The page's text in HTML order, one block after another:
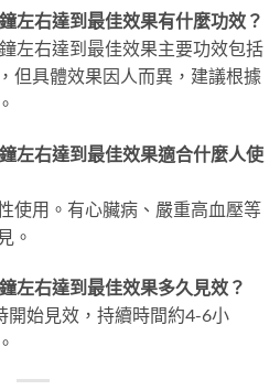
左右達到最佳效果有什麼功效？
左右達到最佳效果主要功效包括
但具體效果因人而異，建議根據
左右達到最佳效果適合什麼人使
使用。有心臟病、嚴重高血壓等
。
左右達到最佳效果多久見效？
開始見效，持續時間約4-6小